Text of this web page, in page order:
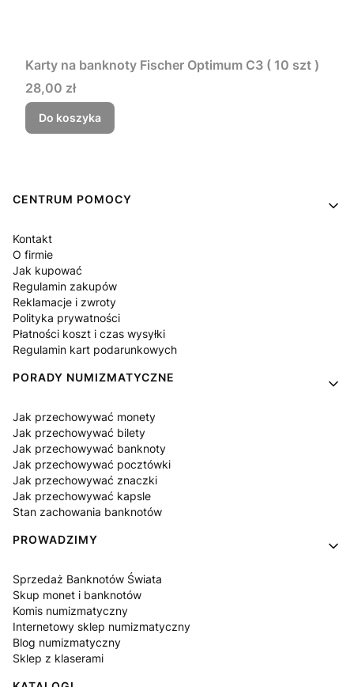
Karty na banknoty Fischer Optimum C3 ( 10 szt )
Cena
28,00 zł
Do koszyka
Linki w stopce
CENTRUM POMOCY
Kontakt
O firmie
Jak kupować
Regulamin zakupów
Reklamacje i zwroty
Polityka prywatności
Płatności koszt i czas wysyłki
Regulamin kart podarunkowych
PORADY NUMIZMATYCZNE
Jak przechowywać monety
Jak przechowywać bilety
Jak przechowywać banknoty
Jak przechowywać pocztówki
Jak przechowywać znaczki
Jak przechowywać kapsle
Stan zachowania banknotów
PROWADZIMY
Sprzedaż Banknotów Świata
Skup monet i banknotów
Komis numizmatyczny
Internetowy sklep numizmatyczny
Blog numizmatyczny
Sklep z klaserami